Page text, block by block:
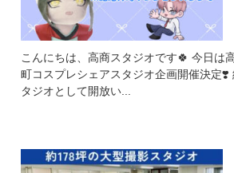
こんにちは、高商スタジオです🍀 今日は高商スタジオの新企画のご紹介をさせていただきます💓 紀尾井
町コスプレシェアスタジオ企画開催決定❣️ 紀尾井町マンションスタジオの10月の週末をコスプレシェアス
タジオとして開放い...